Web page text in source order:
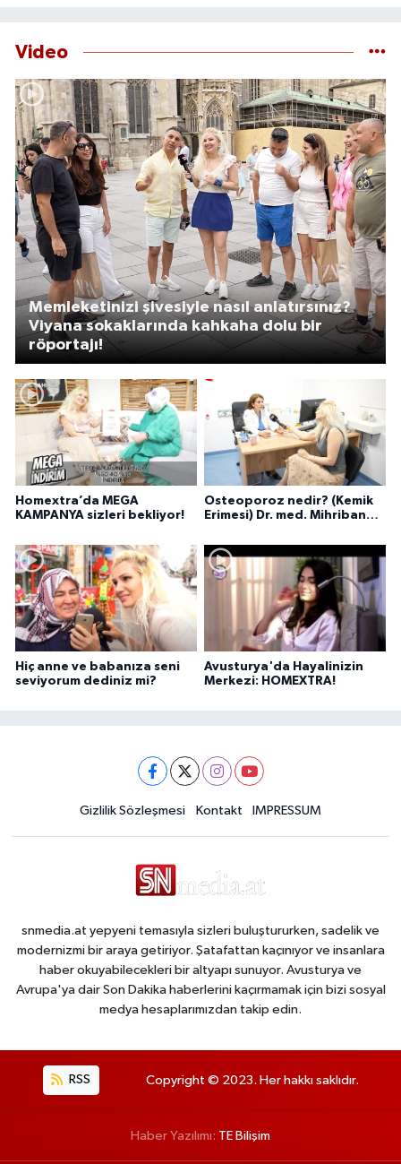
Video
Homextra’da MEGA
KAMPANYA sizleri bekliyor!
Osteoporoz nedir? (Kemik
Erimesi) Dr. med. Mihriban
Memleketinizi şivesiyle nasıl anlatırsınız?
Viyana sokaklarında kahkaha dolu bir
röportajı!
Hiç anne ve babanıza seni
seviyorum dediniz mi?
Avusturya'da Hayalinizin
Merkezi: HOMEXTRA!
Gizlilik Sözleşmesi Kontakt IMPRESSUM
snmedia.at yepyeni temasıyla sizleri buluştururken, sadelik ve
modernizmi bir araya getiriyor. Şatafattan kaçınıyor ve insanlara
haber okuyabilecekleri bir altyapı sunuyor. Avusturya ve
Avrupa'ya dair Son Dakika haberlerini kaçırmamak için bizi sosyal
medya hesaplarımızdan takip edin.
RSS Copyright © 2023. Her hakkı saklıdır.
Haber Yazılımı: TE Bilişim